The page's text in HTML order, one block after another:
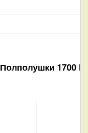
Полполушки 1700 F